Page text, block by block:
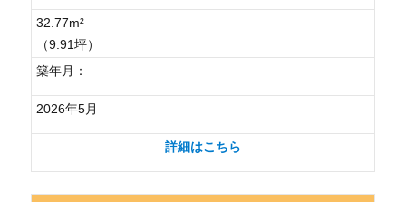
32.77m²
（9.91坪）
築年月：
2026年5月
詳細はこちら